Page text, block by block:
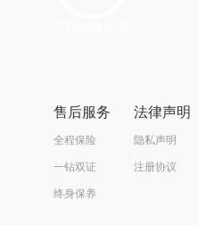
售后服务
全程保险
一钻双证
终身保养
法律声明
隐私声明
注册协议